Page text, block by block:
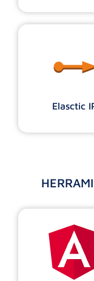
Elasctic